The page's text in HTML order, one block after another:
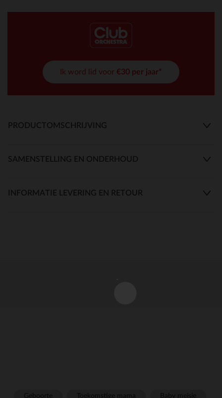
Ik word lid voor €30 per jaar*
PRODUCTOMSCHRIJVING
SAMENSTELLING EN ONDERHOUD
INFORMATIE LEVERING EN RETOUR